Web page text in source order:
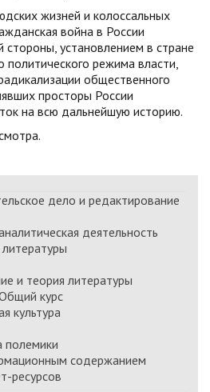
жизней и колоссальных
война в России
стороны, установлением в стране
политического режима власти,
общественного
просторы России
на всю дальнейшую историю.
дело и редактирование
деятельность
и теория литературы
курс
культура
полемики
содержанием
ресурсов